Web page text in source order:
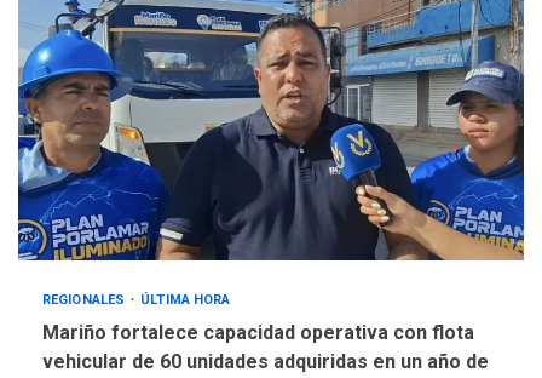
REGIONALES ÚLTIMA HORA
Mariño fortalece capacidad operativa con flota
vehicular de 60 unidades adquiridas en un año de